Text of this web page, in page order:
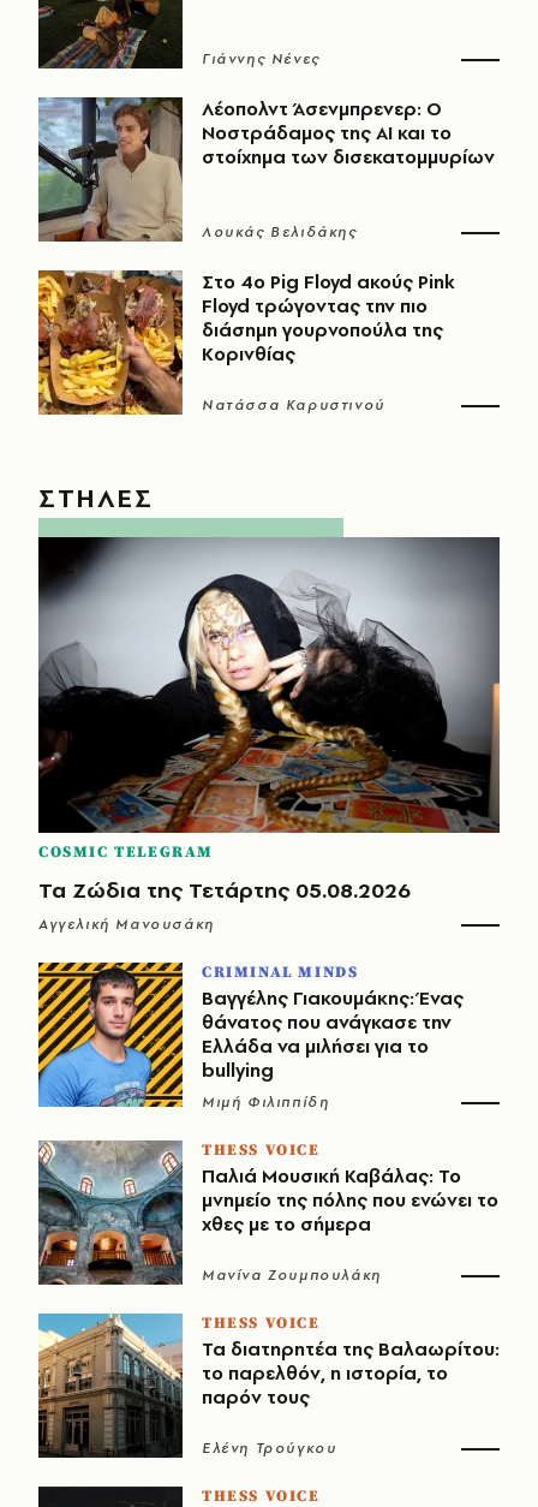
Γιάννης Νένες
Λέοπολντ Άσενμπρενερ: Ο
Νοστράδαμος της AI και το
στοίχημα των δισεκατομμυρίων
Λουκάς Βελιδάκης
Στο 4ο Pig Floyd ακούς Pink
Floyd τρώγοντας την πιο
διάσημη γουρνοπούλα της
Κορινθίας
Νατάσσα Καρυστινού
ΣΤΗΛΕΣ
COSMIC TELEGRAM
Τα Ζώδια της Τετάρτης 05.08.2026
Αγγελική Μανουσάκη
CRIMINAL MINDS
Βαγγέλης Γιακουμάκης: Ένας
θάνατος που ανάγκασε την
Ελλάδα να μιλήσει για το
bullying
Μιμή Φιλιππίδη
THESS VOICE
Παλιά Μουσική Καβάλας: Το
μνημείο της πόλης που ενώνει το
χθες με το σήμερα
Μανίνα Ζουμπουλάκη
THESS VOICE
Τα διατηρητέα της Βαλαωρίτου:
το παρελθόν, η ιστορία, το
παρόν τους
Ελένη Τρούγκου
THESS VOICE